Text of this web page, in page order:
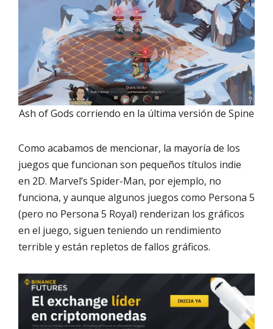
Ash of Gods corriendo en la última versión de Spine
Como acabamos de mencionar, la mayoría de los
juegos que funcionan son pequeños títulos indie
en 2D. Marvel’s Spider-Man, por ejemplo, no
funciona, y aunque algunos juegos como Persona 5
(pero no Persona 5 Royal) renderizan los gráficos
en el juego, siguen teniendo un rendimiento
terrible y están repletos de fallos gráficos.